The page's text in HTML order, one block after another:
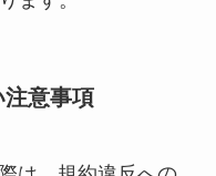
意事項